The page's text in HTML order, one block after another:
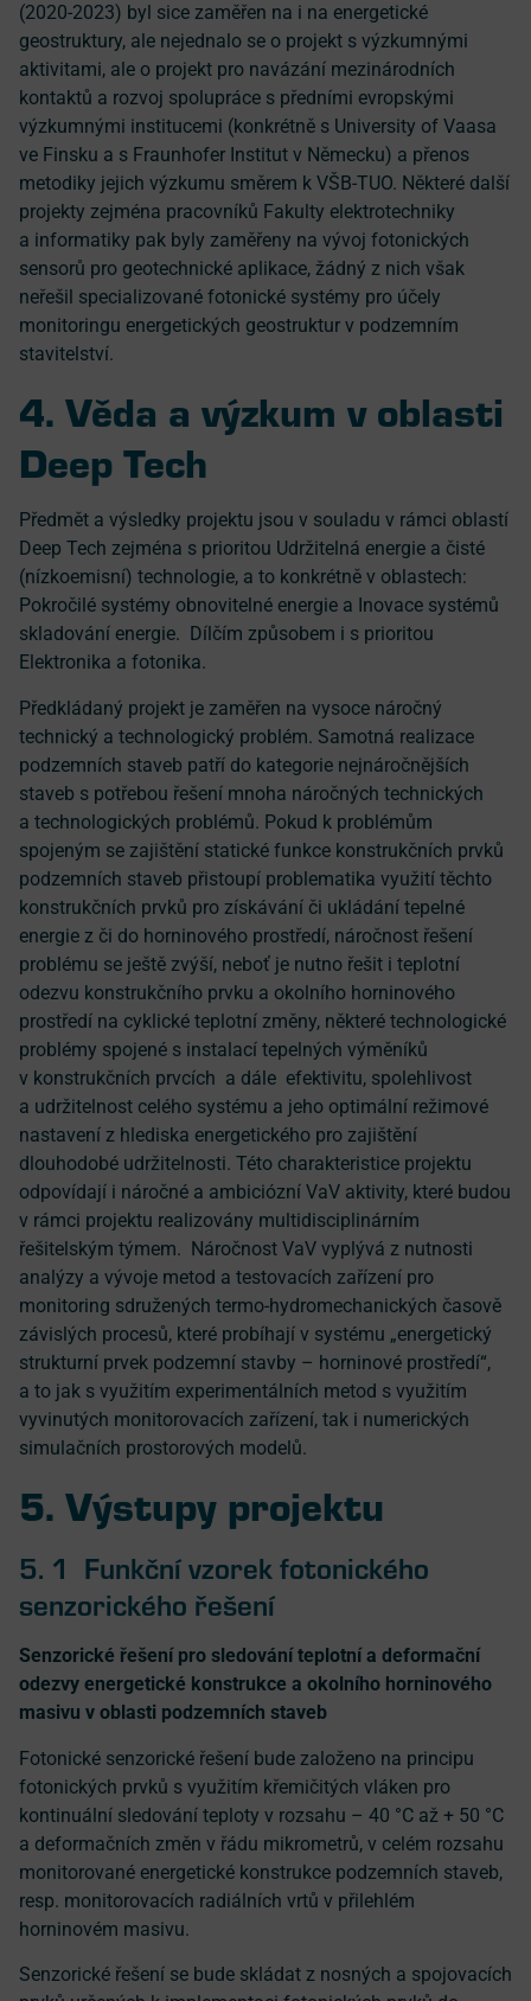
(2020-2023) byl sice zaměřen na i na energetické
geostruktury, ale nejednalo se o projekt s výzkumnými
aktivitami, ale o projekt pro navázání mezinárodních
kontaktů a rozvoj spolupráce s předními evropskými
výzkumnými institucemi (konkrétně s University of Vaasa
ve Finsku a s Fraunhofer Institut v Německu) a přenos
metodiky jejich výzkumu směrem k VŠB-TUO. Některé další
projekty zejména pracovníků Fakulty elektrotechniky
a informatiky pak byly zaměřeny na vývoj fotonických
sensorů pro geotechnické aplikace, žádný z nich však
neřešil specializované fotonické systémy pro účely
monitoringu energetických geostruktur v podzemním
stavitelství.
4. Věda a výzkum v oblasti
Deep Tech
Předmět a výsledky projektu jsou v souladu v rámci oblastí
Deep Tech zejména s prioritou Udržitelná energie a čisté
(nízkoemisní) technologie, a to konkrétně v oblastech:
Pokročilé systémy obnovitelné energie a Inovace systémů
skladování energie. Dílčím způsobem i s prioritou
Elektronika a fotonika.
Předkládaný projekt je zaměřen na vysoce náročný
technický a technologický problém. Samotná realizace
podzemních staveb patří do kategorie nejnáročnějších
staveb s potřebou řešení mnoha náročných technických
a technologických problémů. Pokud k problémům
spojeným se zajištění statické funkce konstrukčních prvků
podzemních staveb přistoupí problematika využití těchto
konstrukčních prvků pro získávání či ukládání tepelné
energie z či do horninového prostředí, náročnost řešení
problému se ještě zvýší, neboť je nutno řešit i teplotní
odezvu konstrukčního prvku a okolního horninového
prostředí na cyklické teplotní změny, některé technologické
problémy spojené s instalací tepelných výměníků
v konstrukčních prvcích a dále efektivitu, spolehlivost
a udržitelnost celého systému a jeho optimální režimové
nastavení z hlediska energetického pro zajištění
dlouhodobé udržitelnosti. Této charakteristice projektu
odpovídají i náročné a ambiciózní VaV aktivity, které budou
v rámci projektu realizovány multidisciplinárním
řešitelským týmem. Náročnost VaV vyplývá z nutnosti
analýzy a vývoje metod a testovacích zařízení pro
monitoring sdružených termo-hydromechanických časově
závislých procesů, které probíhají v systému „energetický
strukturní prvek podzemní stavby – horninové prostředí“,
a to jak s využitím experimentálních metod s využitím
vyvinutých monitorovacích zařízení, tak i numerických
simulačních prostorových modelů.
5. Výstupy projektu
5. 1 Funkční vzorek fotonického
senzorického řešení
Senzorické řešení pro sledování teplotní a deformační
odezvy energetické konstrukce a okolního horninového
masivu v oblasti podzemních staveb
Fotonické senzorické řešení bude založeno na principu
fotonických prvků s využitím křemičitých vláken pro
kontinuální sledování teploty v rozsahu – 40 °C až + 50 °C
a deformačních změn v řádu mikrometrů, v celém rozsahu
monitorované energetické konstrukce podzemních staveb,
resp. monitorovacích radiálních vrtů v přilehlém
horninovém masivu.
Senzorické řešení se bude skládat z nosných a spojovacích